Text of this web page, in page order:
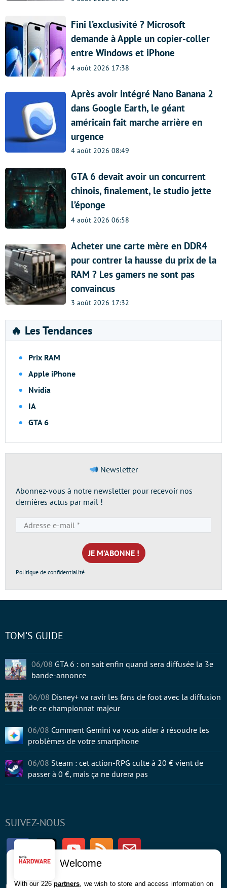
Fini l’exclusivité ? Microsoft
demande à Apple un copier-coller
entre Windows et iPhone
4 août 2026 17:38
Après avoir intégré Nano Banana 2
dans Google Earth, le géant
américain fait marche arrière en
urgence
4 août 2026 08:49
GTA 6 devait avoir un concurrent
chinois, finalement, le studio jette
l’éponge
4 août 2026 06:58
Acheter une carte mère en DDR4
pour contrer la hausse du prix de la
RAM ? Les gamers ne sont pas
convaincus
3 août 2026 17:32
🔥 Les Tendances
Prix RAM
Apple iPhone
Nvidia
IA
GTA 6
Newsletter
Abonnez-vous à notre newsletter pour recevoir nos
dernières actus par mail !
e-
mail
*
Politique de confidentialité
SUIVEZ-NOUS
FacebookTwitter Youtube RSS Newsletter
TOM'S GUIDE
06/08 GTA 6 : on sait enfin quand sera diffusée la 3e
bande-annonce
06/08 Disney+ va ravir les fans de foot avec la diffusion
de ce championnat majeur
06/08 Comment Gemini va vous aider à résoudre les
problèmes de votre smartphone
06/08 Steam : cet action-RPG culte à 20 € vient de
passer à 0 €, mais ça ne durera pas
Welcome
With our 226partners , we wish to store and access information on